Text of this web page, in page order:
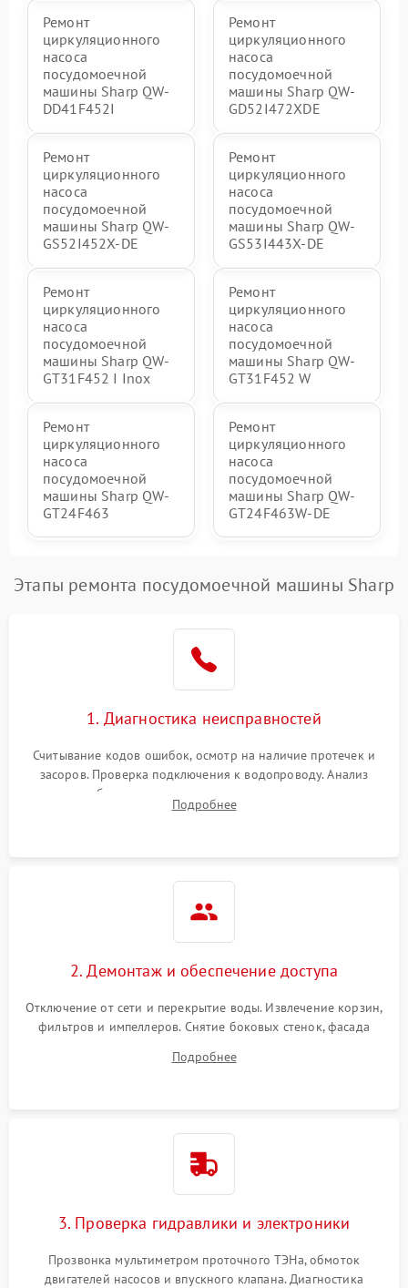
Ремонт
циркуляционного
насоса
посудомоечной
машины Sharp QW-
DD41F452I
Ремонт
циркуляционного
насоса
посудомоечной
машины Sharp QW-
GD52I472XDE
Ремонт
циркуляционного
насоса
посудомоечной
машины Sharp QW-
GS52I452X-DE
Ремонт
циркуляционного
насоса
посудомоечной
машины Sharp QW-
GS53I443X-DE
Ремонт
циркуляционного
насоса
посудомоечной
машины Sharp QW-
GT31F452 I Inox
Ремонт
циркуляционного
насоса
посудомоечной
машины Sharp QW-
GT31F452 W
Ремонт
циркуляционного
насоса
посудомоечной
машины Sharp QW-
GT24F463
Ремонт
циркуляционного
насоса
посудомоечной
машины Sharp QW-
GT24F463W-DE
Этапы ремонта посудомоечной машины Sharp
1. Диагностика неисправностей
Считывание кодов ошибок, осмотр на наличие протечек и
засоров. Проверка подключения к водопроводу. Анализ
жалоб на отсутствие слива, нагрева, вращения
разбрызгивателей или срабатывание системы защиты
Подробнее
2. Демонтаж и обеспечение доступа
Отключение от сети и перекрытие воды. Извлечение корзин,
фильтров и импеллеров. Снятие боковых стенок, фасада
циркуляционному насосу, ТЭНу и сливной помпе.
Подробнее
3. Проверка гидравлики и электроники
Прозвонка мультиметром проточного ТЭНа, обмоток
двигателей насосов и впускного клапана. Диагностика